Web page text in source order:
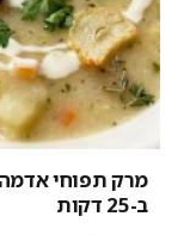
מרק תפוחי
ב-25 דקות